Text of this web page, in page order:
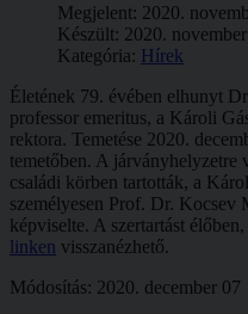
Megjelent: 2020.
Készült: 2020.
Kategória: Hírek
Életének 79. évében elhunyt
professor emeritus, a Károli
rektora. Temetése 2020.
temetőben. A járványhelyzetre
családi körben tartották, a
személyesen Prof. Dr.
képviselte. A szertartást
linken visszanézhető.
Módosítás: 2020. december 07